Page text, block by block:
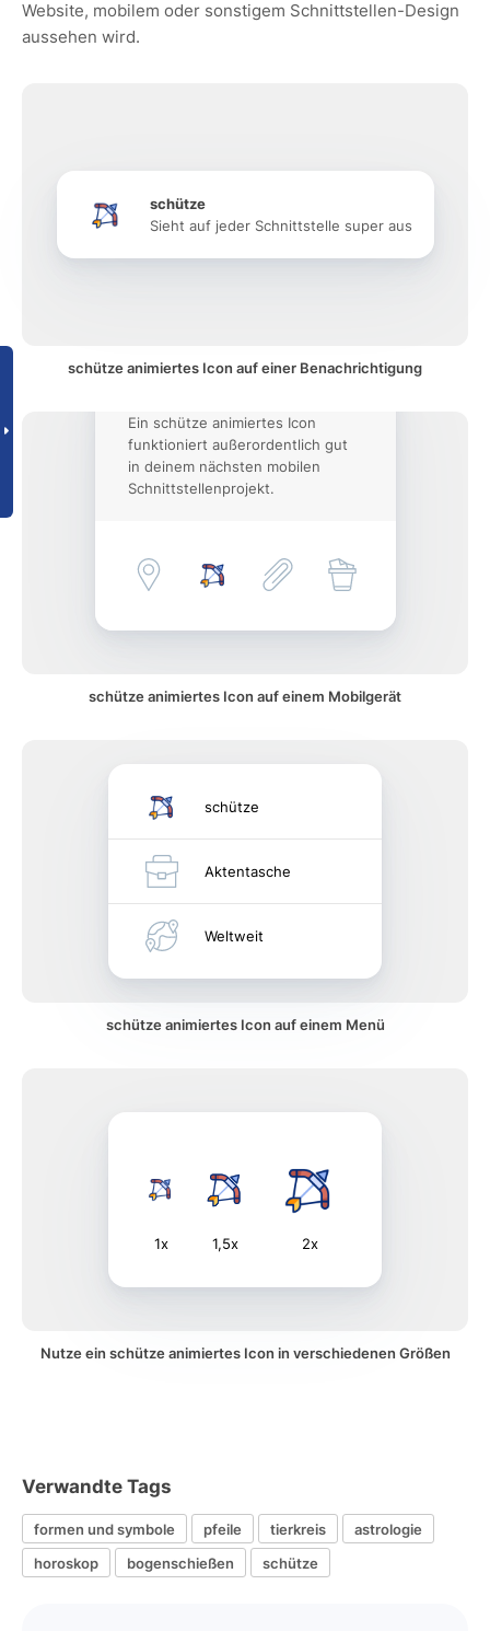
Website, mobilem oder sonstigem Schnittstellen-Design
aussehen wird.
schütze
Sieht auf jeder Schnittstelle super aus
schütze animiertes Icon auf einer Benachrichtigung
Ein schütze animiertes Icon
funktioniert außerordentlich gut
in deinem nächsten mobilen
Schnittstellenprojekt.
schütze animiertes Icon auf einem Mobilgerät
schütze
Aktentasche
Weltweit
schütze animiertes Icon auf einem Menü
1x 1,5x 2x
Nutze ein schütze animiertes Icon in verschiedenen Größen
Verwandte Tags
formen und symbole pfeile tierkreis
astrologie
horoskop
bogenschießen schütze